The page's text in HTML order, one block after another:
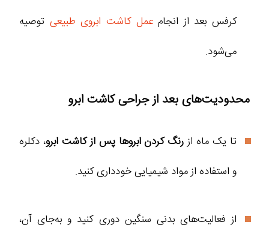
کرفس بعد از انجامعمل کاشت ابروی طبیعی توصیه
می‌شود.
محدودیت‌های بعد از جراحی کاشت ابرو
تا یک ماه از رنگ کردن ابروها پس از کاشت ابرو، دکلره
و استفاده از مواد شیمیایی خودداری کنید.
از فعالیت‌های بدنی سنگین دوری کنید و به‌جای آن،